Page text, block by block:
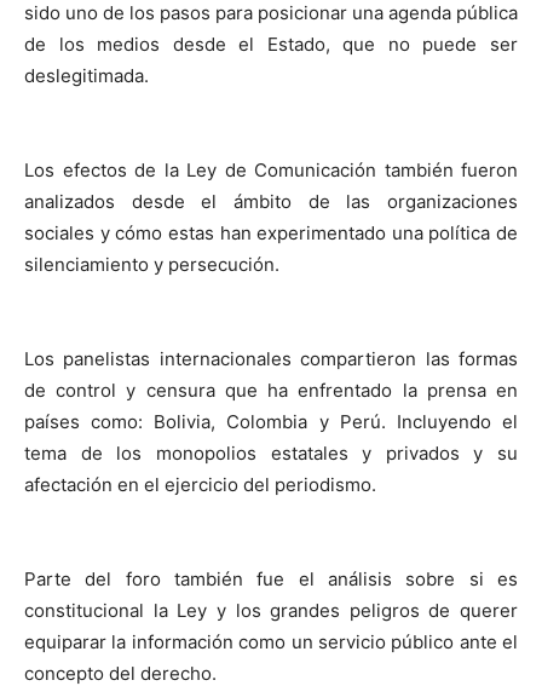
sido uno de los pasos para posicionar una agenda pública
de los medios desde el Estado, que no puede ser
deslegitimada.
Los efectos de la Ley de Comunicación también fueron
analizados desde el ámbito de las organizaciones
sociales y cómo estas han experimentado una política de
silenciamiento y persecución.
Los panelistas internacionales compartieron las formas
de control y censura que ha enfrentado la prensa en
países como: Bolivia, Colombia y Perú. Incluyendo el
tema de los monopolios estatales y privados y su
afectación en el ejercicio del periodismo.
Parte del foro también fue el análisis sobre si es
constitucional la Ley y los grandes peligros de querer
equiparar la información como un servicio público ante el
concepto del derecho.